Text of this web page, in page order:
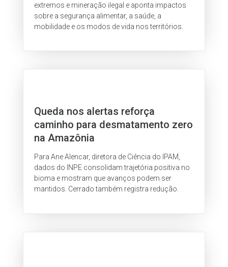
extremos e mineração ilegal e aponta impactos
sobre a segurança alimentar, a saúde, a
mobilidade e os modos de vida nos territórios.
Queda nos alertas reforça
caminho para desmatamento zero
na Amazônia
Para Ane Alencar, diretora de Ciência do IPAM,
dados do INPE consolidam trajetória positiva no
bioma e mostram que avanços podem ser
mantidos. Cerrado também registra redução.